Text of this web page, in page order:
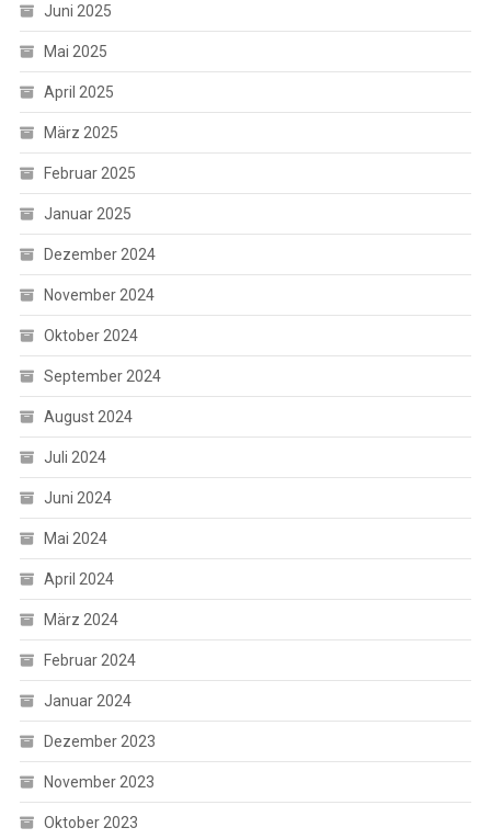
Juni 2025
Mai 2025
April 2025
März 2025
Februar 2025
Januar 2025
Dezember 2024
November 2024
Oktober 2024
September 2024
August 2024
Juli 2024
Juni 2024
Mai 2024
April 2024
März 2024
Februar 2024
Januar 2024
Dezember 2023
November 2023
Oktober 2023